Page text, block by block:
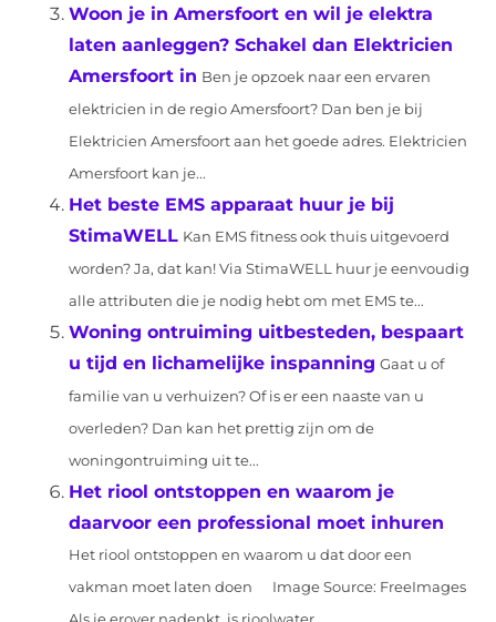
Woon je in Amersfoort en wil je elektra
laten aanleggen? Schakel dan Elektricien
Amersfoort in Ben je opzoek naar een ervaren
elektricien in de regio Amersfoort? Dan ben je bij
Elektricien Amersfoort aan het goede adres. Elektricien
Amersfoort kan je...
Het beste EMS apparaat huur je bij
StimaWELL Kan EMS fitness ook thuis uitgevoerd
worden? Ja, dat kan! Via StimaWELL huur je eenvoudig
alle attributen die je nodig hebt om met EMS te...
Woning ontruiming uitbesteden, bespaart
u tijd en lichamelijke inspanning Gaat u of
familie van u verhuizen? Of is er een naaste van u
overleden? Dan kan het prettig zijn om de
woningontruiming uit te...
Het riool ontstoppen en waarom je
daarvoor een professional moet inhuren
Het riool ontstoppen en waarom u dat door een
vakman moet laten doen ‍ Image Source: FreeImages‍